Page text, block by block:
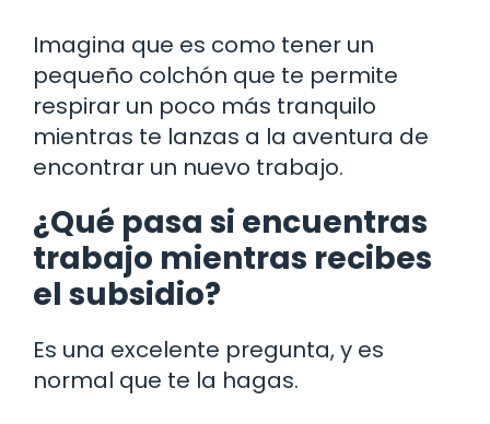
Imagina que es como tener un
pequeño colchón que te permite
respirar un poco más tranquilo
mientras te lanzas a la aventura de
encontrar un nuevo trabajo.
¿Qué pasa si encuentras
trabajo mientras recibes
el subsidio?
Es una excelente pregunta, y es
normal que te la hagas.